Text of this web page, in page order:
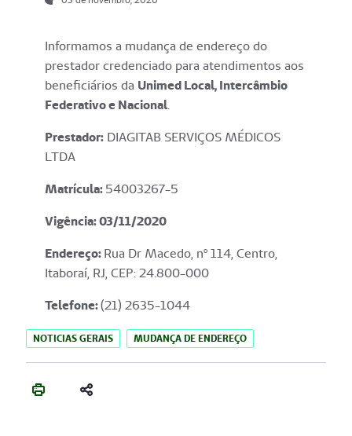
Informamos a mudança de endereço do
prestador credenciado para atendimentos aos
beneficiários da Unimed Local, Intercâmbio
Federativo e Nacional.
Prestador: DIAGITAB SERVIÇOS MÉDICOS
LTDA
Matrícula:54003267-5
Vigência: 03/11/2020
Endereço:Rua Dr Macedo, nº 114, Centro,
Itaboraí, RJ, CEP: 24.800-000
Telefone:(21) 2635-1044
NOTICIAS GERAIS MUDANÇA DE ENDEREÇO